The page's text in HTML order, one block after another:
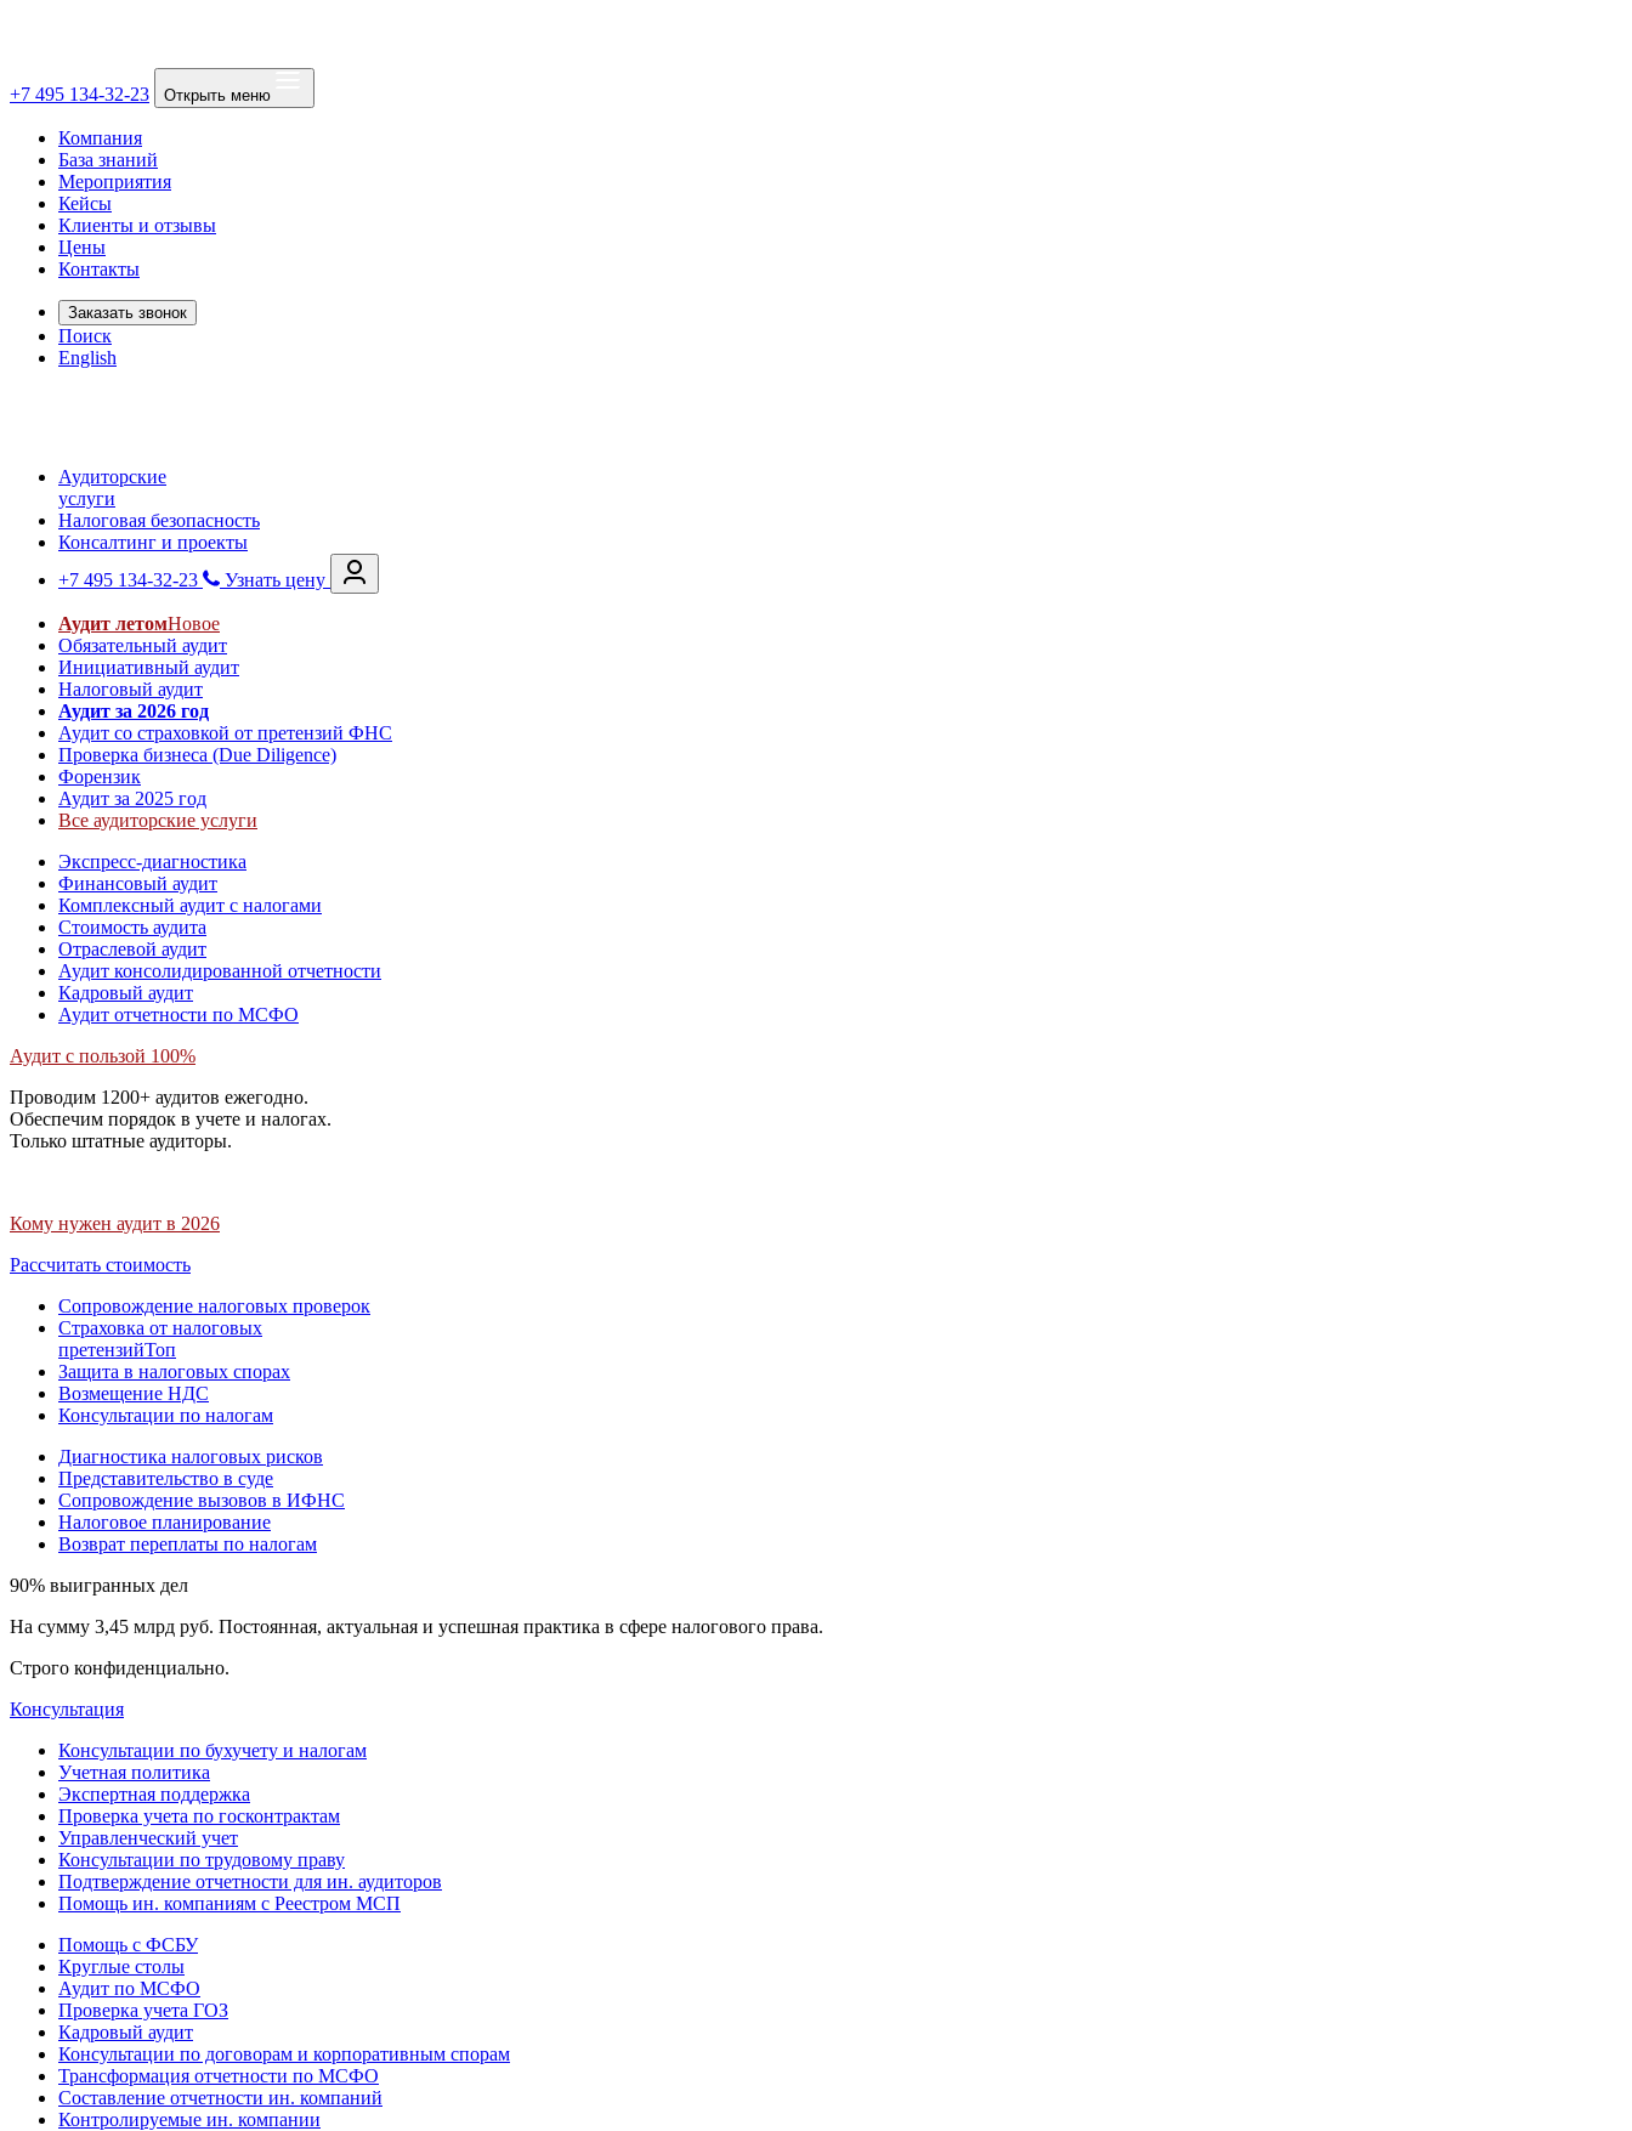
+7 495 134-32-23 Открыть меню
Компания
База знаний
Мероприятия
Кейсы
Клиенты и отзывы
Цены
Контакты
Заказать звонок
Поиск
English
Аудиторские
услуги
Налоговая безопасность
Консалтинг и проекты
+7 495 134-32-23
Узнать цену
Аудит летомНовое
Обязательный аудит
Инициативный аудит
Налоговый аудит
Аудит за 2026 год
Аудит со страховкой от претензий ФНС
Проверка бизнеса (Due Diligence)
Форензик
Аудит за 2025 год
Все аудиторские услуги
Экспресс-диагностика
Финансовый аудит
Комплексный аудит с налогами
Стоимость аудита
Отраслевой аудит
Аудит консолидированной отчетности
Кадровый аудит
Аудит отчетности по МСФО
Аудит с пользой 100%
Проводим 1200+ аудитов ежегодно.
Обеспечим порядок в учете и налогах.
Только штатные аудиторы.
Кому нужен аудит в 2026
Рассчитать стоимость
Сопровождение налоговых проверок
Страховка от налоговых
претензийТоп
Защита в налоговых спорах
Возмещение НДС
Консультации по налогам
Диагностика налоговых рисков
Представительство в суде
Сопровождение вызовов в ИФНС
Налоговое планирование
Возврат переплаты по налогам
90% выигранных дел
На сумму 3,45 млрд руб. Постоянная, актуальная и успешная практика в сфере налогового права.
Строго конфиденциально.
Консультация
Консультации по бухучету и налогам
Учетная политика
Экспертная поддержка
Проверка учета по госконтрактам
Управленческий учет
Консультации по трудовому праву
Подтверждение отчетности для ин. аудиторов
Помощь ин. компаниям с Реестром МСП
Помощь с ФСБУ
Круглые столы
Аудит по МСФО
Проверка учета ГОЗ
Кадровый аудит
Консультации по договорам и корпоративным спорам
Трансформация отчетности по МСФО
Составление отчетности ин. компаний
Контролируемые ин. компании